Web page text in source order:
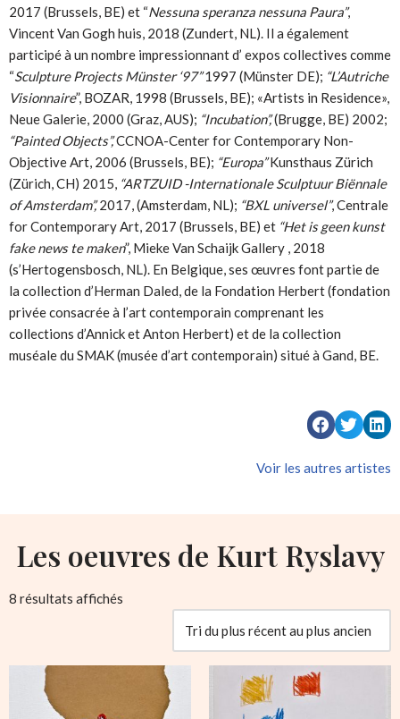
2017 (Brussels, BE) et “Nessuna speranza nessuna Paura”,
Vincent Van Gogh huis, 2018 (Zundert, NL). Il a également
participé à un nombre impressionnant d’ expos collectives comme
“Sculpture Projects Münster ‘97”1997 (Münster DE); “L’Autriche
Visionnaire”, BOZAR, 1998 (Brussels, BE); «Artists in Residence»,
Neue Galerie, 2000 (Graz, AUS); “Incubation”,(Brugge, BE) 2002;
“Painted Objects”,CCNOA-Center for Contemporary Non-
Objective Art, 2006 (Brussels, BE); “Europa”Kunsthaus Zürich
(Zürich, CH) 2015, “ARTZUID -Internationale Sculptuur Biënnale
of Amsterdam”,2017, (Amsterdam, NL); “BXL universel”, Centrale
for Contemporary Art, 2017 (Brussels, BE) et “Het is geen kunst
fake news te maken”, Mieke Van Schaijk Gallery , 2018
(s’Hertogensbosch, NL). En Belgique, ses œuvres font partie de
la collection d’Herman Daled, de la Fondation Herbert (fondation
privée consacrée à l’art contemporain comprenant les
collections d’Annick et Anton Herbert) et de la collection
muséale du SMAK (musée d’art contemporain) situé à Gand, BE.
Voir les autres artistes
Les oeuvres de Kurt Ryslavy
8 résultats affichés